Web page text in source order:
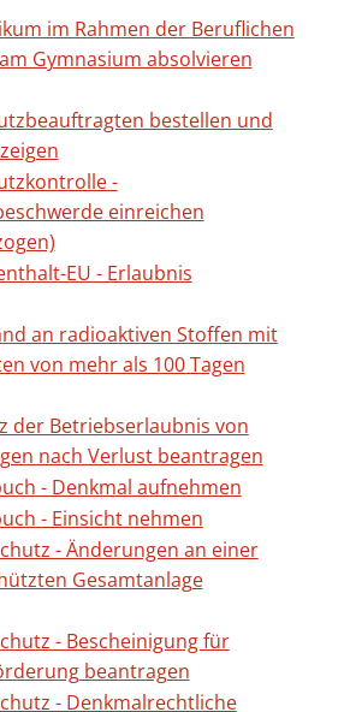
im Rahmen der Beruflichen
Gymnasium absolvieren
bestellen und
-
einreichen
EU - Erlaubnis
an radioaktiven Stoffen mit
von mehr als 100 Tagen
der Betriebserlaubnis von
nach Verlust beantragen
- Denkmal aufnehmen
- Einsicht nehmen
- Änderungen an einer
Gesamtanlage
- Bescheinigung für
beantragen
- Denkmalrechtliche